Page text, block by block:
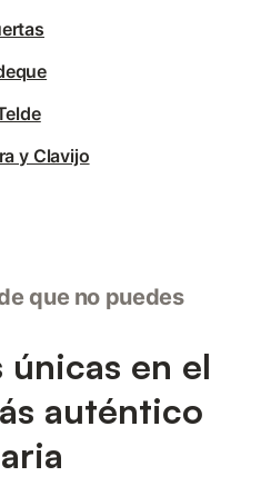
y Clavijo
que no puedes
únicas en el
auténtico